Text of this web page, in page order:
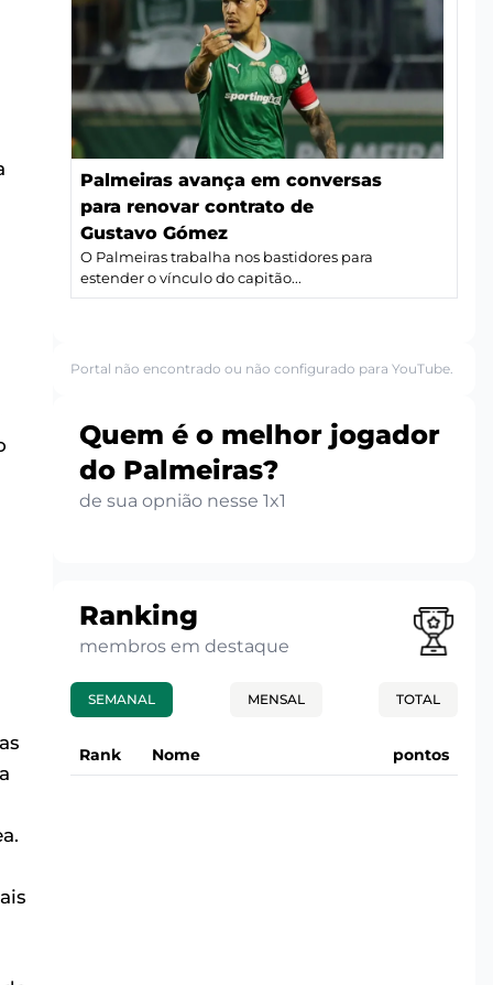
Palmeiras avança em conversas
para renovar contrato de
Gustavo Gómez
O Palmeiras trabalha nos bastidores para
estender o vínculo do capitão...
Portal não encontrado ou não configurado para YouTube.
Quem é o melhor jogador
do Palmeiras?
de sua opnião nesse 1x1
Ranking
membros em destaque
SEMANAL MENSAL TOTAL
Rank Nome pontos